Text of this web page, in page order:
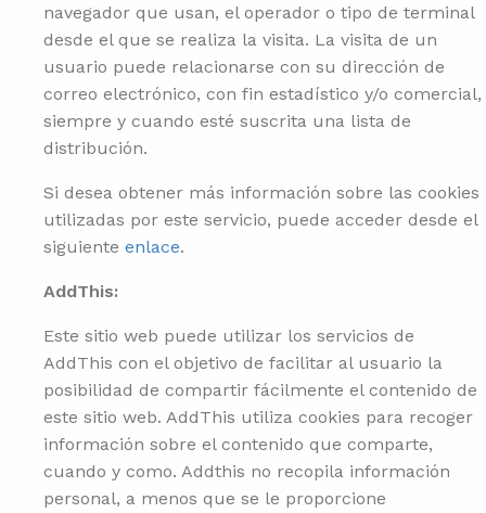
navegador que usan, el operador o tipo de terminal
desde el que se realiza la visita. La visita de un
usuario puede relacionarse con su dirección de
correo electrónico, con fin estadístico y/o comercial,
siempre y cuando esté suscrita una lista de
distribución.
Si desea obtener más información sobre las cookies
utilizadas por este servicio, puede acceder desde el
siguiente enlace.
AddThis:
Este sitio web puede utilizar los servicios de
AddThis con el objetivo de facilitar al usuario la
posibilidad de compartir fácilmente el contenido de
este sitio web. AddThis utiliza cookies para recoger
información sobre el contenido que comparte,
cuando y como. Addthis no recopila información
personal, a menos que se le proporcione